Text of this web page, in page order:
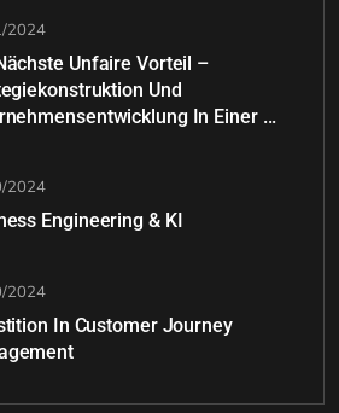
2024
Unfaire Vorteil –
Und
In Einer ...
2024
Engineering & KI
2024
In Customer Journey